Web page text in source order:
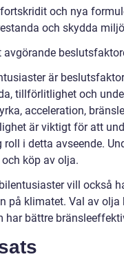
och nya
och skydda
avgörande
är
tillförlitlighet och
acceleration,
är viktigt för att
roll i detta avseende.
köp av olja.
vill också
på klimatet. Val av
har bättre